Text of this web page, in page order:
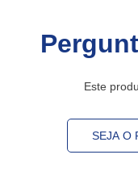
Este
SEJA O